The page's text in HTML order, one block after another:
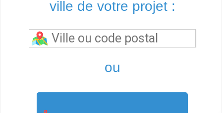
ville de votre projet :
ou